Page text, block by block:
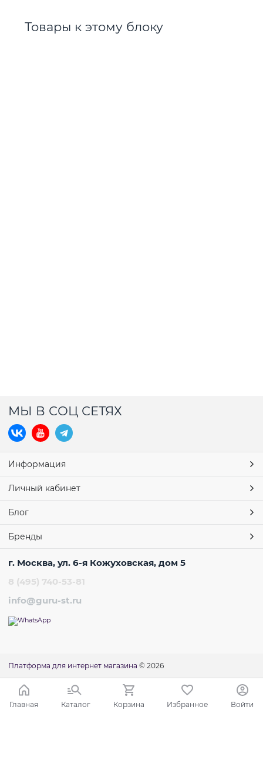
Товары к этому блоку
МЫ В СОЦ СЕТЯХ
Информация
Личный кабинет
Блог
Бренды
г. Москва, ул. 6-я Кожуховская, дом 5
8 (495) 740-53-81
info@guru-st.ru
Платформа для интернет магазина © 2026
Главная Каталог Корзина Избранное Войти